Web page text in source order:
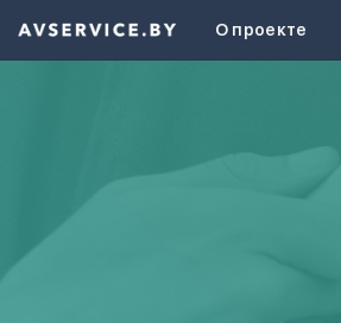
О проекте